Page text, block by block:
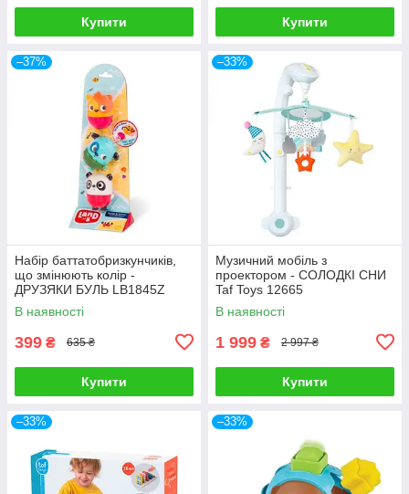
Купити Купити
–37%
Набір баттатобризкунчиків,
що змінюють колір -
ДРУЗЯКИ БУЛЬ LB1845Z
В наявності
399 ₴ 635 ₴
Купити
–33%
Музичний мобіль з
проектором - СОЛОДКІ СНИ
Taf Toys 12665
В наявності
1 999 ₴ 2 997 ₴
Купити
–33% –33%